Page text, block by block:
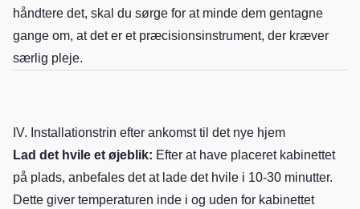
håndtere det, skal du sørge for at minde dem gentagne
gange om, at det er et præcisionsinstrument, der kræver
særlig pleje.
IV. Installationstrin efter ankomst til det nye hjem
Lad det hvile et øjeblik: Efter at have placeret kabinettet
på plads, anbefales det at lade det hvile i 10-30 minutter.
Dette giver temperaturen inde i og uden for kabinettet